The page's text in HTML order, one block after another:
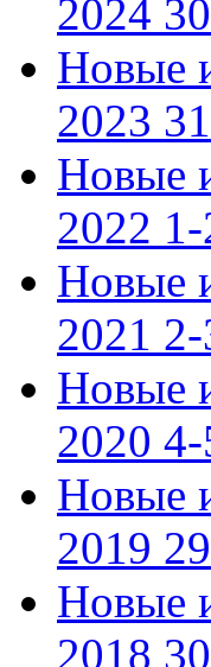
2024
Новые
2023
Новые
2022 1-
Новые
2021 2-
Новые
2020 4-
Новые
2019
Новые
2018